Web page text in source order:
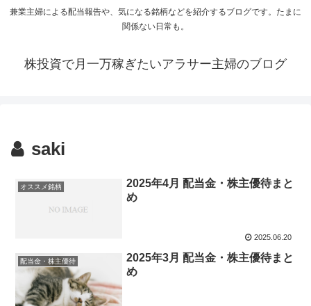
兼業主婦による配当報告や、気になる銘柄などを紹介するブログです。たまに
関係ない日常も。
株投資で月一万稼ぎたいアラサー主婦のブログ
saki
オススメ銘柄
2025年4月 配当金・株主優待まと
め
2025.06.20
配当金・株主優待
2025年3月 配当金・株主優待まと
め